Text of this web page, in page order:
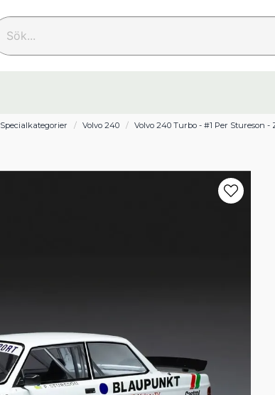
Specialkategorier Volvo 240 Volvo 240 Turbo - #1 Per Stureson -